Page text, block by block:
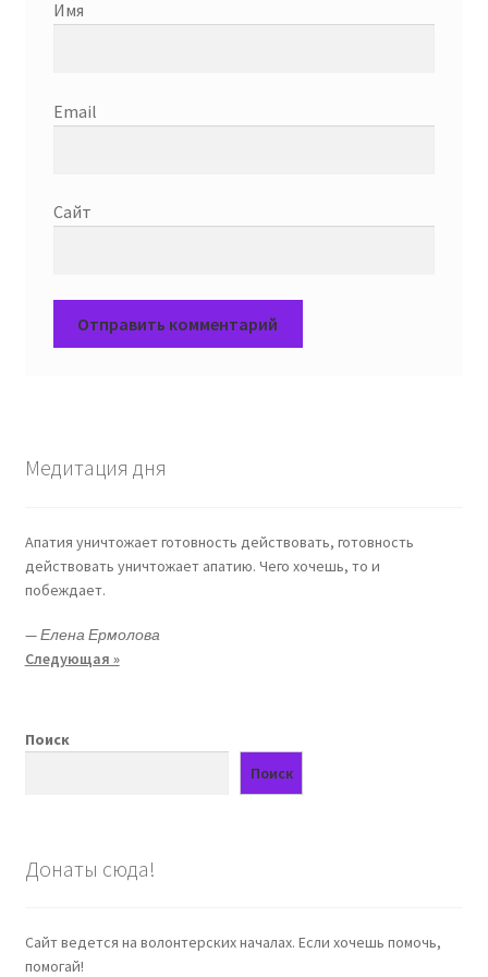
Имя
Email
Сайт
Медитация дня
Апатия уничтожает готовность действовать, готовность
действовать уничтожает апатию. Чего хочешь, то и
побеждает.
—Елена Ермолова
Следующая »
Поиск
Поиск
Донаты сюда!
Сайт ведется на волонтерских началах. Если хочешь помочь,
помогай!